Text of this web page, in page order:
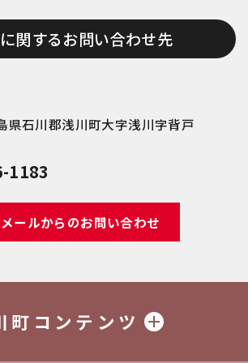
関するお問い合わせ先
石川郡浅川町大字浅川字背戸
1183
メールからのお問い合わせ
町コンテンツ